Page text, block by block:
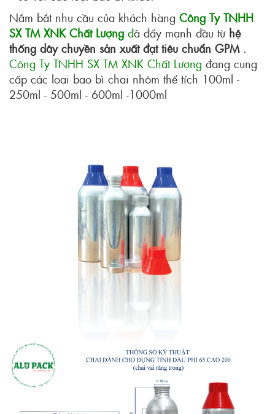
Nắm bắt nhu cầu của khách hàng Công Ty TNHH
SX TM XNK Chất Lượng đã đẩy mạnh đầu từ hệ
thống dây chuyền sản xuất đạt tiêu chuẩn GPM.
Công Ty TNHH SX TM XNK Chất Lượng đang cung
cấp các loại bao bì chai nhôm thể tích 100ml -
250ml - 500ml - 600ml -1000ml